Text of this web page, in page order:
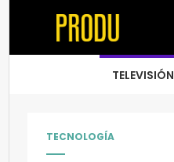
TELEVISIÓN
TECNOLOGÍA